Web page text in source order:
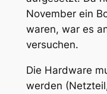
November ein
waren, war es
versuchen.
Die Hardware
werden